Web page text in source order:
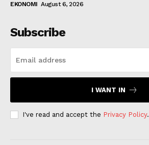
EKONOMI August 6, 2026
Subscribe
I WANT IN
I've read and accept the Privacy Policy.